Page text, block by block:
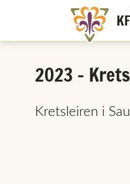
2023 -
Kretsleiren i